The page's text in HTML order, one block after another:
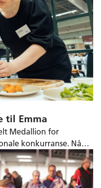
til Emma
Medallion for
konkurranse. Nå
hun er i ferd med å